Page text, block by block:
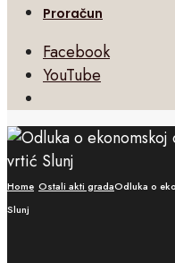
Proračun
Facebook
YouTube
Search
Window
Home Ostali akti gradaOdluka o
Slunj